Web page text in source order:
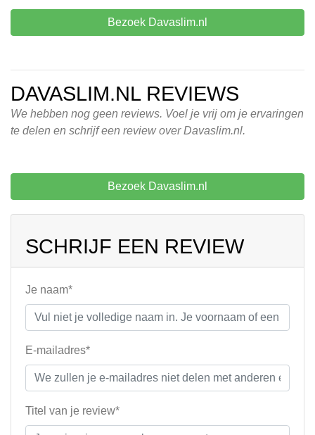
Bezoek Davaslim.nl
DAVASLIM.NL REVIEWS
We hebben nog geen reviews. Voel je vrij om je ervaringen
te delen en schrijf een review over Davaslim.nl.
Bezoek Davaslim.nl
SCHRIJF EEN REVIEW
Je naam*
E-mailadres*
Titel van je review*